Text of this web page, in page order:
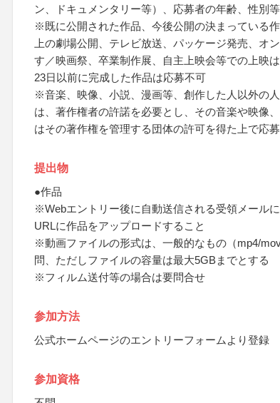
ン、ドキュメンタリー等）、応募者の年齢、性別
※既に公開された作品、今後公開の決まっている
上の劇場公開、テレビ放送、パッケージ発売、オ
す／映画祭、卒業制作展、自主上映会等での上映
23日以前に完成した作品は応募不可
※音楽、映像、小説、漫画等、創作した人以外の
は、著作権者の許諾を必要とし、その音楽や映像
はその著作権を管理する団体の許可を得た上で応
提出物
●作品
※Webエントリー後に自動送信される受領メール
URLに作品をアップロードすること
※動画ファイルの形式は、一般的なもの（mp4/
問、ただしファイルの容量は最大5GBまでとする
※フィルム送付等の場合は要問合せ
参加方法
公式ホームページのエントリーフォームより登録
参加資格